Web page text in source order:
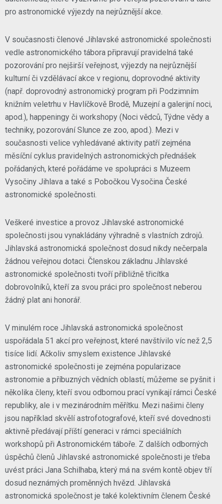
pro astronomické výjezdy na nejrůznější akce.
V současnosti členové Jihlavské astronomické společnosti
vedle astronomického tábora připravují pravidelná také
pozorování pro nejširší veřejnost, výjezdy na nejrůznější
kulturní či vzdělávací akce v regionu, doprovodné aktivity
(např. doprovodný astronomický program při Podzimním
knižním veletrhu v Havlíčkově Brodě, Muzejní a galerijní noci,
apod.), happeningy či workshopy (Noci vědců, Týdne vědy a
techniky, pozorování Slunce ze zoo, apod.). Mezi v
současnosti velice vyhledávané aktivity patří zejména
měsíční cyklus pravidelných astronomických přednášek
pořádaných, které pořádáme ve spolupráci s Muzeem
Vysočiny Jihlava a také s Pobočkou Vysočina České
astronomické společnosti.
Veškeré investice a provoz Jihlavské astronomické
společnosti jsou vynakládány výhradně s vlastních zdrojů.
Jihlavská astronomická společnost dosud nikdy nečerpala
žádnou veřejnou dotaci. Členskou základnu Jihlavské
astronomické společnosti tvoří přibližně třicítka
dobrovolníků, kteří za svou práci pro společnost neberou
žádný plat ani honorář.
V minulém roce Jihlavská astronomická společnost
uspořádala 51 akcí pro veřejnost, které navštívilo víc než 2,5
tisíce lidí. Ačkoliv smyslem existence Jihlavské
astronomické společnosti je zejména popularizace
astronomie a příbuzných vědních oblastí, můžeme se pyšnit i
několika členy, kteří svou odbornou prací vynikají rámci České
republiky, ale i v mezinárodním měřítku. Mezi našimi členy
jsou například skvělí astrofotografové, kteří své dovednosti
aktivně předávají příští generaci v rámci speciálních
workshopů při Astronomickém táboře. Z dalších odborných
úspěchů členů Jihlavské astronomické společnosti je třeba
uvést práci Jana Schilhaba, který má na svém kontě objev tří
dosud neznámých proměnných hvězd. Jihlavská
astronomická společnost je také kolektivním členem České